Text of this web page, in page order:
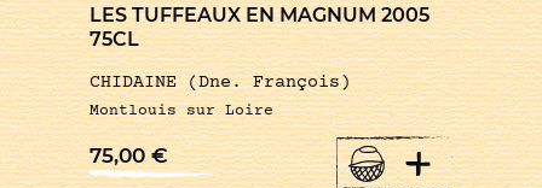
LES TUFFEAUX EN MAGNUM 2005
75CL
CHIDAINE (Dne. François)
Montlouis sur Loire
75,00€ +